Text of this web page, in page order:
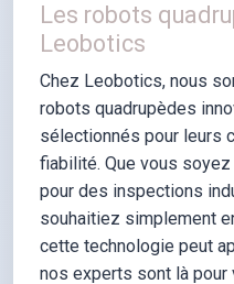
Les robots
Leobotics
Chez Leobotics, nous
robots quadrupèdes
sélectionnés pour leurs
fiabilité. Que vous soyez
pour des inspections
souhaitiez simplement
cette technologie peut
nos experts sont là pour